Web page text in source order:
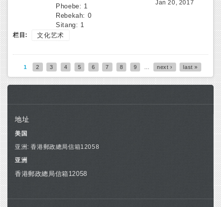
Phoebe: 1
Rebekah: 0
Sitang: 1
Jan 20, 2017
栏目: 文化艺术
Pages
1 2 3 4 5 6 7 8 9 next › last »
地址
美国
亚洲: 香港郵政總局信箱12058
亚洲
香港郵政總局信箱12058